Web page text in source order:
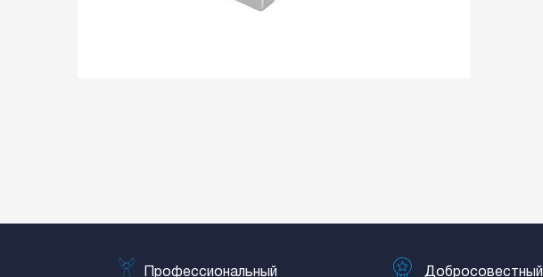
Профессиональный Добросовестный